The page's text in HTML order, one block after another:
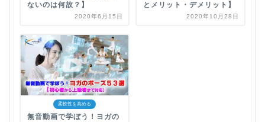
ないのは何故？】
2020年6月15日
とメリット・デメリット】
2020年10月28日
柔軟性を高める
無音動画で学ぼう！ヨガの